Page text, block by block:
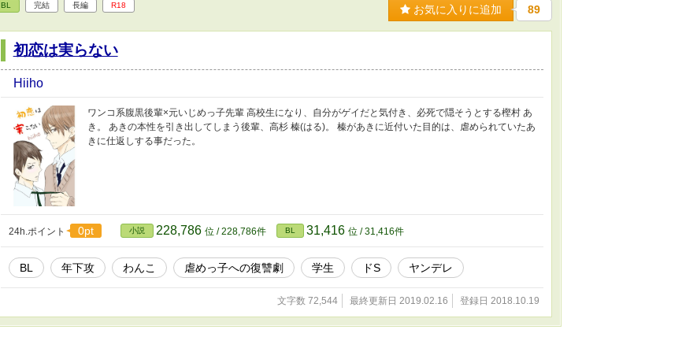
BL 完結 長編 R18 お気に入りに追加 89
初恋は実らない
Hiiho
ワンコ系腹黒後輩×元いじめっ子先輩 高校生になり、自分がゲイだと気付き、必死で隠そうとする樫村 あ
き。 あきの本性を引き出してしまう後輩、高杉 榛(はる)。 榛があきに近付いた目的は、虐められていたあ
きに仕返しする事だった。
24h.ポイント 0pt 小説 228,786 位 / 228,786件 BL 31,416 位 / 31,416件
BL 年下攻 わんこ 虐めっ子への復讐劇 学生 ドS ヤンデレ
文字数 72,544 最終更新日 2019.02.16 登録日 2018.10.19